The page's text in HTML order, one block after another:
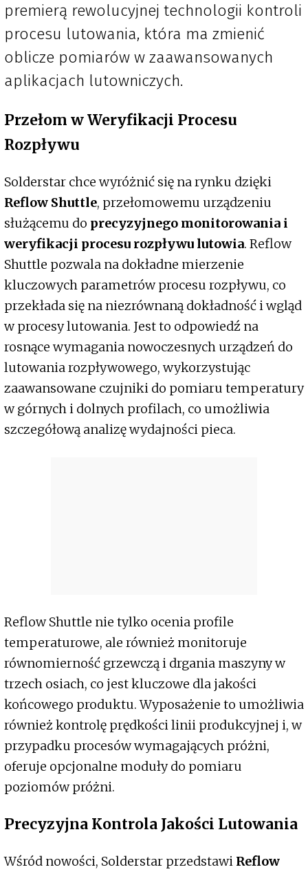
premierą rewolucyjnej technologii kontroli
procesu lutowania, która ma zmienić
oblicze pomiarów w zaawansowanych
aplikacjach lutowniczych.
Przełom w Weryfikacji Procesu
Rozpływu
Solderstar chce wyróżnić się na rynku dzięki
Reflow Shuttle, przełomowemu urządzeniu
służącemu do precyzyjnego monitorowania i
weryfikacji procesu rozpływu lutowia. Reflow
Shuttle pozwala na dokładne mierzenie
kluczowych parametrów procesu rozpływu, co
przekłada się na niezrównaną dokładność i wgląd
w procesy lutowania. Jest to odpowiedź na
rosnące wymagania nowoczesnych urządzeń do
lutowania rozpływowego, wykorzystując
zaawansowane czujniki do pomiaru temperatury
w górnych i dolnych profilach, co umożliwia
szczegółową analizę wydajności pieca.
Reflow Shuttle nie tylko ocenia profile
temperaturowe, ale również monitoruje
równomierność grzewczą i drgania maszyny w
trzech osiach, co jest kluczowe dla jakości
końcowego produktu. Wyposażenie to umożliwia
również kontrolę prędkości linii produkcyjnej i, w
przypadku procesów wymagających próżni,
oferuje opcjonalne moduły do pomiaru
poziomów próżni.
Precyzyjna Kontrola Jakości Lutowania
Wśród nowości, Solderstar przedstawi Reflow